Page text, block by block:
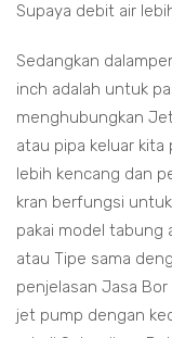
Supaya debit air
Sedangkan
inch adalah untuk
menghubungkan
atau pipa keluar kita
lebih kencang dan
kran berfungsi
pakai model tabung
atau Tipe sama
penjelasan Jasa
jet pump dengan